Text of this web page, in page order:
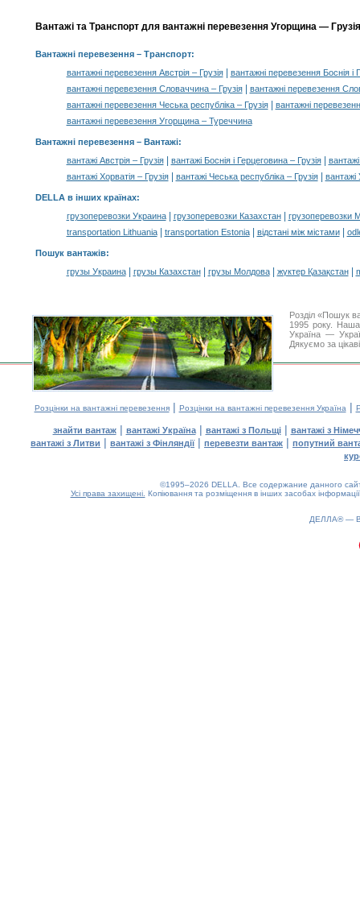
Вантажі та Транспорт для вантажні перевезення Угорщина —
Вантажні перевезення– Транспорт:
вантажні перевезення Австрія – Грузія|
вантажні перевезення Боснія і
вантажні перевезення Словаччина – Грузія|
вантажні перевезення
вантажні перевезення Чеська республіка – Грузія|
вантажні
вантажні перевезення Угорщина – Туреччина
Вантажні перевезення – Вантажі:
вантажі Австрія – Грузія| вантажі Боснія і Герцеговина – Грузія|
вантажі Хорватія – Грузія| вантажі Чеська республіка – Грузія|
DELLA в інших країнах:
грузоперевозки Украина| грузоперевозки Казахстан|
грузоперевозки
transportation Lithuania| transportation Estonia| відстані між містами|
Пошук вантажів:
грузы Украина| грузы Казахстан| грузы Молдова| жүктер Қазақстан|
Розділ «Пошук
1995 року. Наша
Україна —
Дякуємо за
Розцінки на вантажні перевезення| Розцінки на вантажні перевезення Україна |
знайти вантаж| вантажі Україна| вантажі з Польщі| вантажі з
вантажі з Литви | вантажі з Фінляндії| перевезти вантаж | попутний
©1995–2026 DELLA. Все содержание данного
Усі права захищені. Копіювання та розміщення в інших засобах
ДЕЛЛА® —